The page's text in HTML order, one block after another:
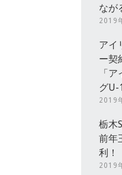
なが
2019
アイ
ー契
「
グU-
2019
栃木
前年
利！
2019